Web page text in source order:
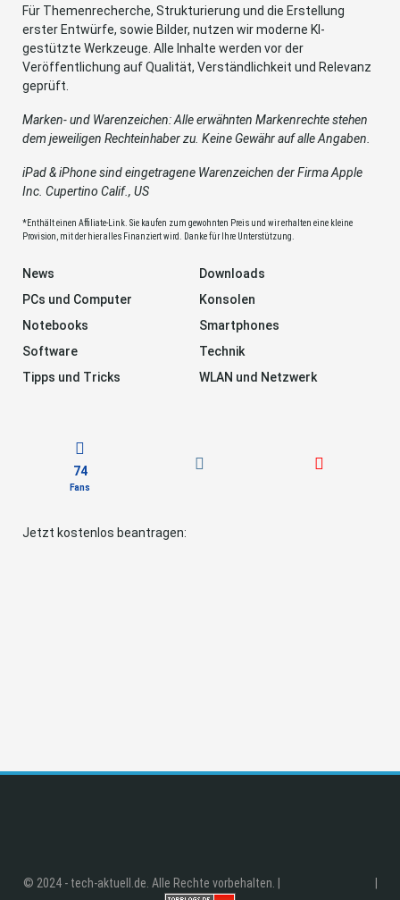
Für Themenrecherche, Strukturierung und die Erstellung
erster Entwürfe, sowie Bilder, nutzen wir moderne KI-
gestützte Werkzeuge. Alle Inhalte werden vor der
Veröffentlichung auf Qualität, Verständlichkeit und Relevanz
geprüft.
Marken- und Warenzeichen: Alle erwähnten Markenrechte stehen
dem jeweiligen Rechteinhaber zu. Keine Gewähr auf alle Angaben.
iPad & iPhone sind eingetragene Warenzeichen der Firma Apple
Inc. Cupertino Calif., US
*Enthält einen Affiliate-Link. Sie kaufen zum gewohnten Preis und wir erhalten eine kleine
Provision, mit der hier alles Finanziert wird. Danke für Ihre Unterstützung.
News
Downloads
PCs und Computer
Konsolen
Notebooks
Smartphones
Software
Technik
Tipps und Tricks
WLAN und Netzwerk
74
Fans
Jetzt kostenlos beantragen:
© 2024 - tech-aktuell.de. Alle Rechte vorbehalten. |